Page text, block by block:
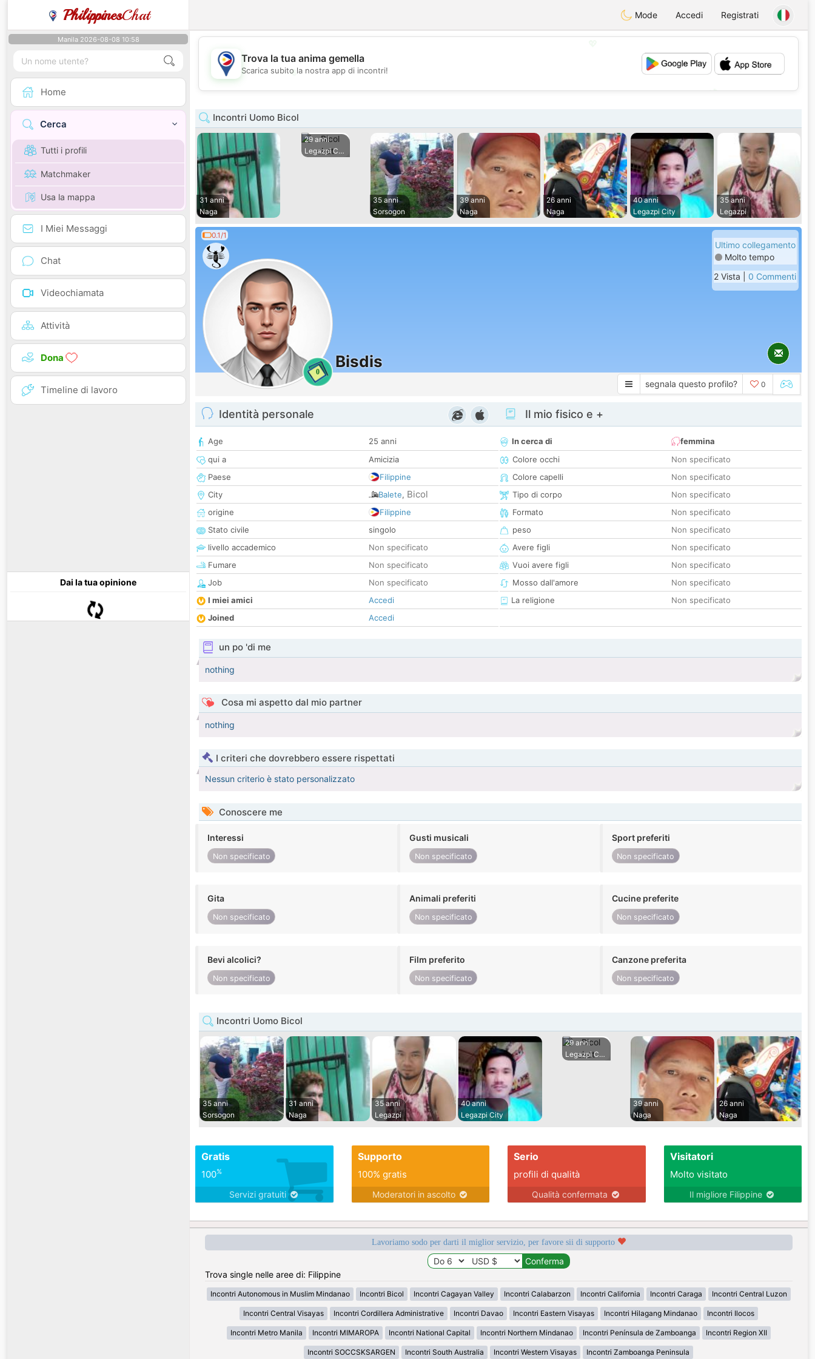
PhilippinesChat Mode Accedi Registrati
Manila 2026-08-08 10:58
Home
Cerca
Tutti i profili
Matchmaker
Usa la mappa
I Miei Messaggi
Chat
Videochiamata
Attività
Dona
Timeline di lavoro
Dai la tua opinione
💖
💕
Trova la tua anima gemella
Scarica subito la nostra app di incontri!
Incontri Uomo Bicol
31 anni
Naga
29 anni
Legazpi City
35 anni
Sorsogon
39 anni
Naga
26 anni
Naga
40 anni
Legazpi City
35 anni
Legazpi
0.1/1
0
Bisdis
Ultimo collegamento
Molto tempo
2 Vista | 0 Commenti
segnala questo profilo? 0
Identità personale
Age
25 anni
qui a
Amicizia
Paese
Filippine
City
Balete, Bicol
origine
Filippine
Stato civile
singolo
livello accademico
Non specificato
Fumare
Non specificato
Job
Non specificato
I miei amici
Accedi
Joined
Accedi
Il mio fisico e +
In cerca di
femmina
Colore occhi
Non specificato
Colore capelli
Non specificato
Tipo di corpo
Non specificato
Formato
Non specificato
peso
Non specificato
Avere figli
Non specificato
Vuoi avere figli
Non specificato
Mosso dall'amore
Non specificato
La religione
Non specificato
un po 'di me
nothing
Cosa mi aspetto dal mio partner
nothing
I criteri che dovrebbero essere rispettati
Nessun criterio è stato personalizzato
Conoscere me
Interessi
Non specificato
Gusti musicali
Non specificato
Sport preferiti
Non specificato
Gita
Non specificato
Animali preferiti
Non specificato
Cucine preferite
Non specificato
Bevi alcolici?
Non specificato
Film preferito
Non specificato
Canzone preferita
Non specificato
Incontri Uomo Bicol
35 anni
Sorsogon
31 anni
Naga
35 anni
Legazpi
40 anni
Legazpi City
29 anni
Legazpi City
39 anni
Naga
26 anni
Naga
Gratis
100%
Servizi gratuiti
Supporto
100% gratis
Moderatori in ascolto
Serio
profili di qualità
Qualità confermata
Visitatori
Molto visitato
Il migliore Filippine
Lavoriamo sodo per darti il miglior servizio, per favore sii di supporto
Trova single nelle aree di: Filippine
Incontri Autonomous in Muslim Mindanao Incontri Bicol Incontri Cagayan Valley Incontri Calabarzon Incontri California Incontri Caraga Incontri Central Luzon
Incontri Central Visayas Incontri Cordillera Administrative Incontri Davao Incontri Eastern Visayas Incontri Hilagang Mindanao Incontri Ilocos
Incontri Metro Manila Incontri MIMAROPA Incontri National Capital Incontri Northern Mindanao Incontri Península de Zamboanga Incontri Region XII
Incontri SOCCSKSARGEN Incontri South Australia Incontri Western Visayas Incontri Zamboanga Peninsula